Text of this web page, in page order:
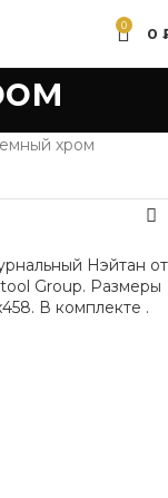
0 0
хром